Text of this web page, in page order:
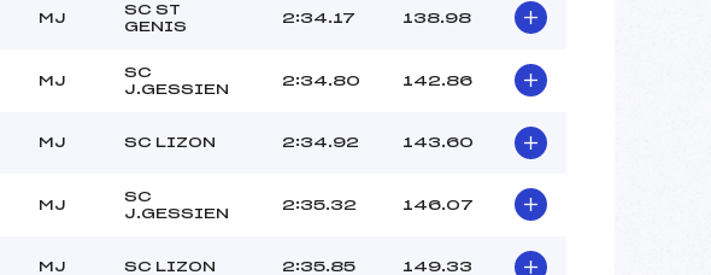
MJ
SC ST
GENIS
2:34.17 138.98
MJ
SC
J.GESSIEN
2:34.80 142.86
MJ SC LIZON 2:34.92 143.60
MJ
SC
J.GESSIEN
2:35.32 146.07
MJ SC LIZON 2:35.85 149.33